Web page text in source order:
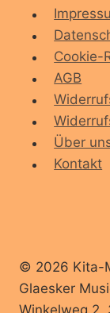
Cookie-
AGB
Über
Kontakt
© 2026 Kita-
Glaesker
Winkelweg 2,